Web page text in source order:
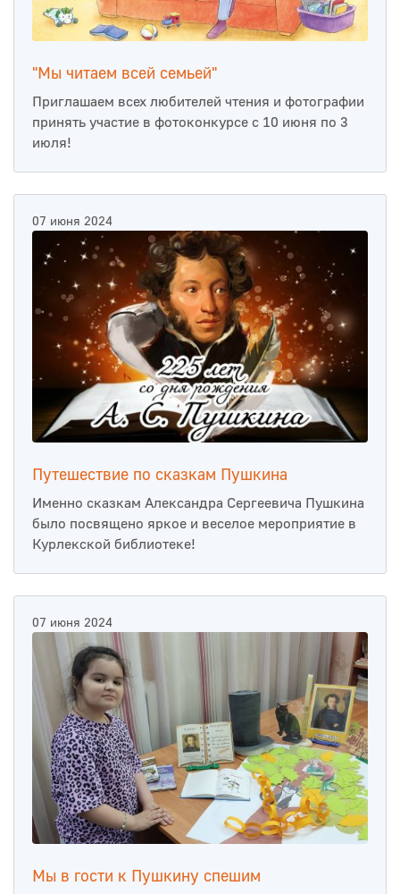
"Мы читаем всей семьей"
Приглашаем всех любителей чтения и фотографии
принять участие в фотоконкурсе с 10 июня по 3
июля!
07 июня 2024
Путешествие по сказкам Пушкина
Именно сказкам Александра Сергеевича Пушкина
было посвящено яркое и веселое мероприятие в
Курлекской библиотеке!
07 июня 2024
Мы в гости к Пушкину спешим